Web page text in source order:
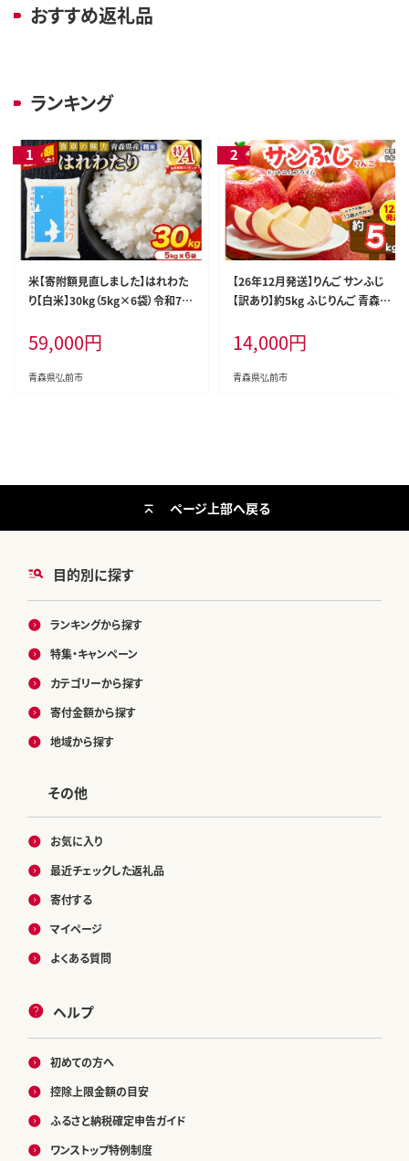
おすすめ返礼品
ランキング
米【寄附額見直しました】はれわた
り【白米】30kg（5kg×6袋）令和7年
米 精米 ブランド米 青森県産 東北]
59,000円
青森県弘前市
【26年12月発送】りんご サンふじ
【訳あり】約5kg ふじりんご 青森県
くだもの 弘前市 [先行予約 家庭用
アップル おいしい ふじ りんご 果実
果物 美味 林檎 弘前市]
14,000円
青森県弘前市
目的別に探す
ランキングから探す
特集・キャンペーン
カテゴリーから探す
寄付金額から探す
地域から探す
その他
お気に入り
最近チェックした返礼品
寄付する
マイページ
よくある質問
ヘルプ
初めての方へ
控除上限金額の目安
ふるさと納税確定申告ガイド
ワンストップ特例制度
ページ上部へ戻る